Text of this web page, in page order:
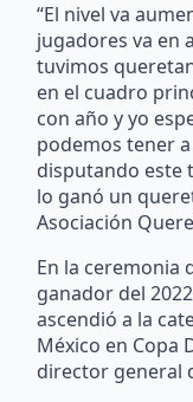
“El nivel va
jugadores va en
tuvimos
en el cuadro
con año y yo
podemos tener
disputando este
lo ganó un
Asociación
En la ceremonia
ganador del
ascendió a la
México en Copa
director general